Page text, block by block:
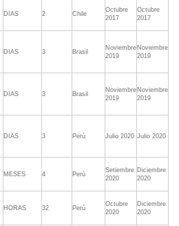
DIAS 2 Chile
Octubre
2017
Octubre
2017
DIAS 3 Brasil
Noviembre
2019
Noviembre
2019
DIAS 3 Brasil
Noviembre
2019
Noviembre
2019
DIAS 3 Perú Julio 2020 Julio 2020
MESES 4 Perú
Setiembre
2020
Diciembre
2020
HORAS 32 Perú
Octubre
2020
Diciembre
2020